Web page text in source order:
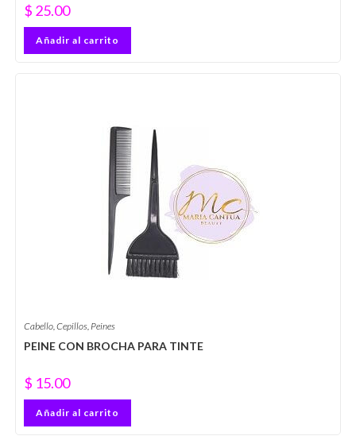
$ 25.00
Añadir al carrito
Cabello, Cepillos, Peines
PEINE CON BROCHA PARA TINTE
$ 15.00
Añadir al carrito